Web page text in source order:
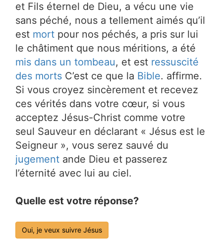
et Fils éternel de Dieu, a vécu une vie
sans péché, nous a tellement aimés qu’il
est mort pour nos péchés, a pris sur lui
le châtiment que nous méritions, a été
mis dans un tombeau, et est ressuscité
des morts C’est ce que la Bible. affirme.
Si vous croyez sincèrement et recevez
ces vérités dans votre cœur, si vous
acceptez Jésus-Christ comme votre
seul Sauveur en déclarant « Jésus est le
Seigneur », vous serez sauvé du
jugement ande Dieu et passerez
l’éternité avec lui au ciel.
Quelle est votre réponse?
Oui, je veux suivre Jésus